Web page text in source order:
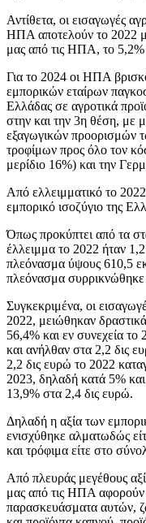
Αντίθετα, οι εισαγωγές
ΗΠΑ αποτελούν το 2022
μας από τις ΗΠΑ, το 5,2%
Για το 2024 οι ΗΠΑ
εμπορικών εταίρων
Ελλάδας σε αγροτικά
στην και την 3η θέση, με
εξαγωγικών προορισμών
τροφίμων προς όλο τον
μερίδιο 16%) και την
Από ελλειμματικό το
εμπορικό ισοζύγιο της
Όπως προκύπτει από τα
έλλειμμα το 2022 ήταν
πλεόνασμα ύψους 610,5
πλεόνασμα
Συγκεκριμένα, οι
2022, μειώθηκαν
56,4% και εν συνεχεία
και ανήλθαν στα 2,2 δις
2,2 δις ευρώ το 2022
2023, δηλαδή κατά 5%
13,9% στα 2,4 δις ευρώ.
Δηλαδή η αξία των
ενισχύθηκε αλματωδώς
και τρόφιμα είτε στο
Από πλευράς μεγέθους
μας από τις ΗΠΑ αφορούν
παρασκευάσματα αυτών,